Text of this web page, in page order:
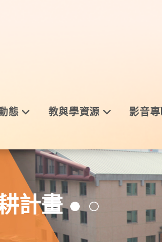
態 教與學資源 影音
計畫 ● ○